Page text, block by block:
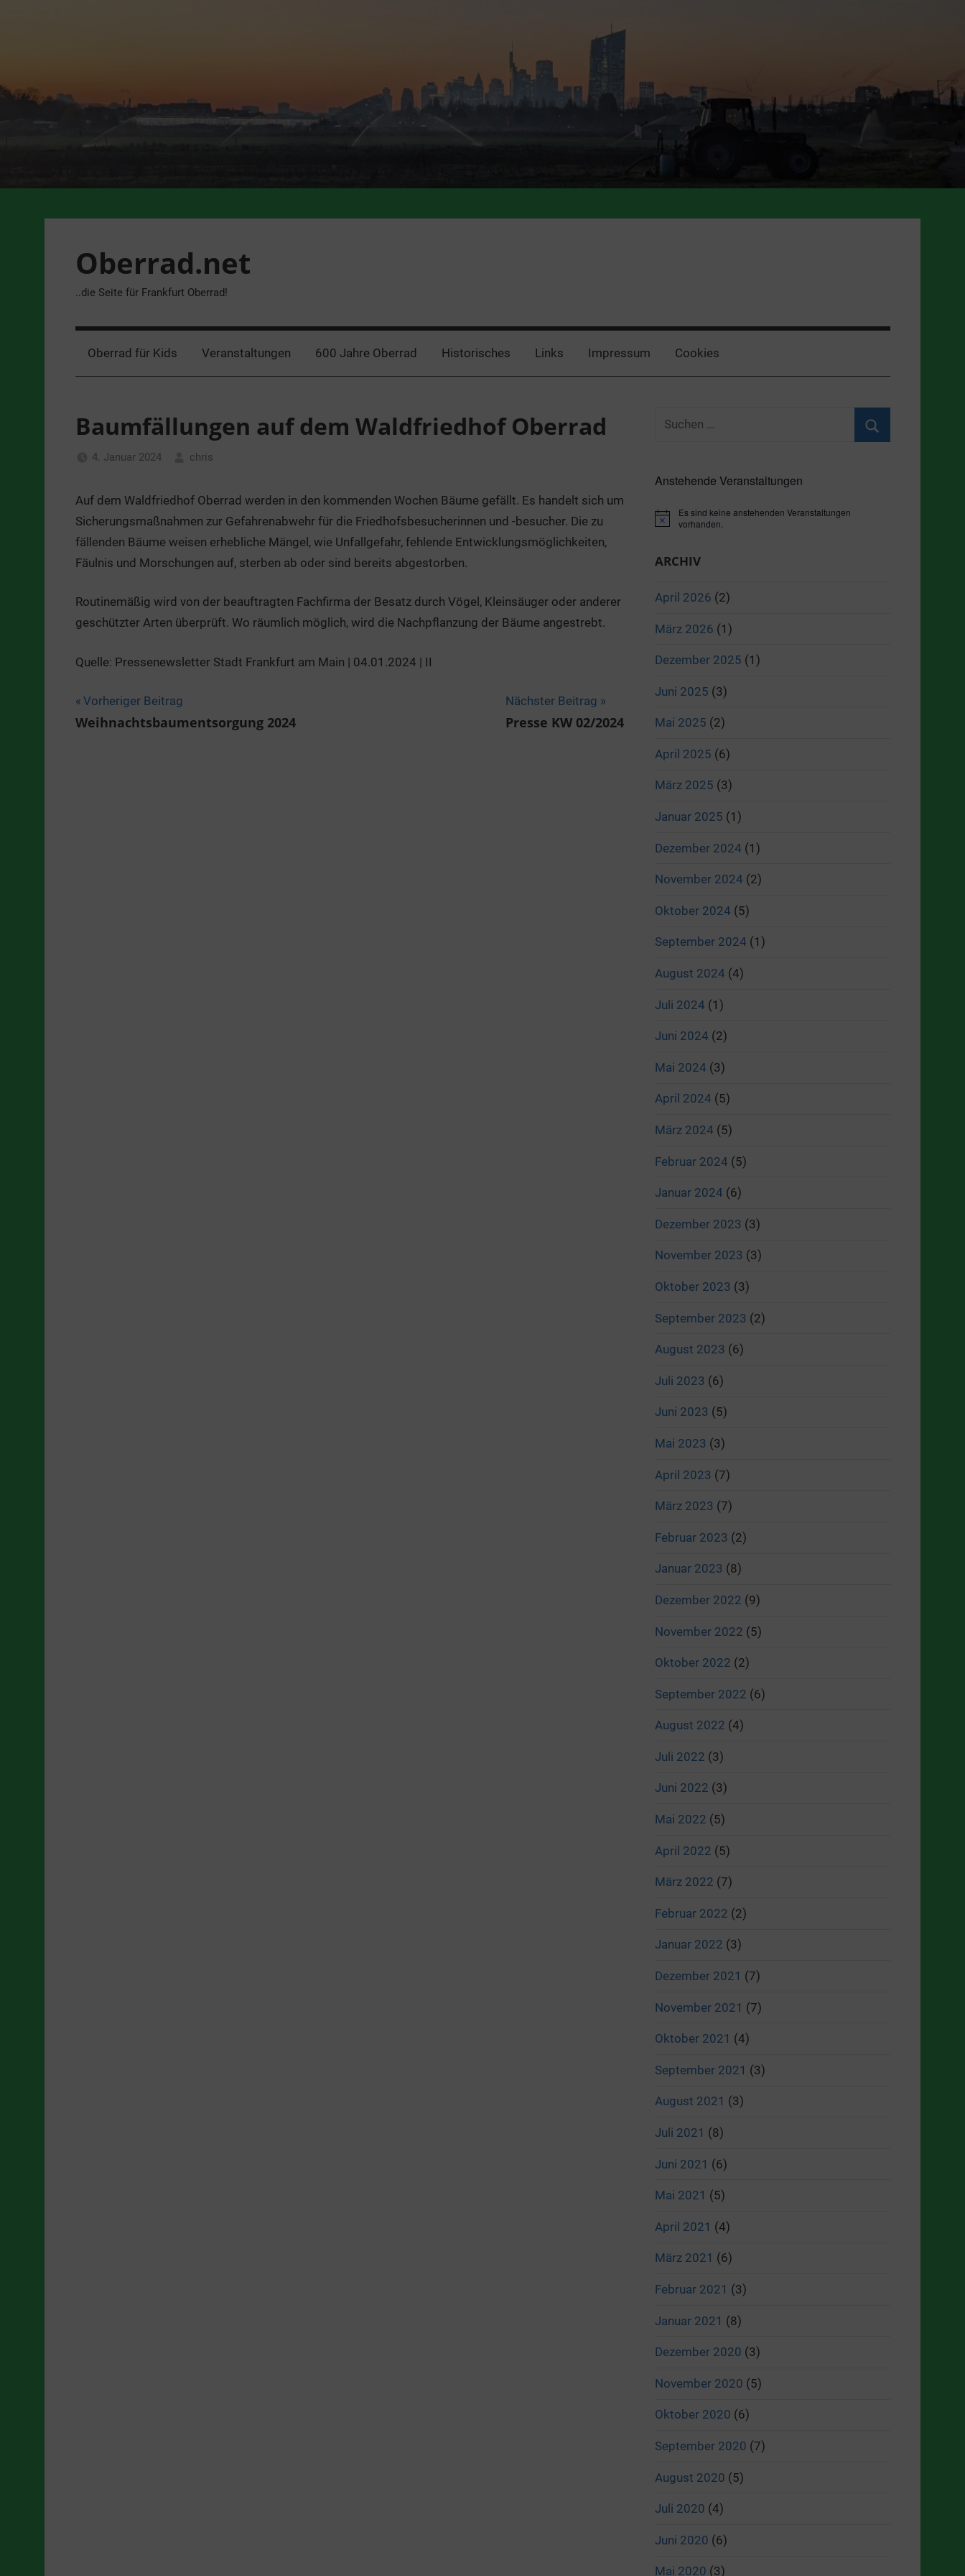
Oberrad.net
..die Seite für Frankfurt Oberrad!
Oberrad für Kids Veranstaltungen 600 Jahre Oberrad Historisches Links Impressum Cookies
Baumfällungen auf dem Waldfriedhof Oberrad
4. Januar 2024
chris
Auf dem Waldfriedhof Oberrad werden in den kommenden Wochen Bäume gefällt. Es handelt sich um
Sicherungsmaßnahmen zur Gefahrenabwehr für die Friedhofsbesucherinnen und -besucher. Die zu
fällenden Bäume weisen erhebliche Mängel, wie Unfallgefahr, fehlende Entwicklungsmöglichkeiten,
Fäulnis und Morschungen auf, sterben ab oder sind bereits abgestorben.
Routinemäßig wird von der beauftragten Fachfirma der Besatz durch Vögel, Kleinsäuger oder anderer
geschützter Arten überprüft. Wo räumlich möglich, wird die Nachpflanzung der Bäume angestrebt.
Quelle: Pressenewsletter Stadt Frankfurt am Main | 04.01.2024 | II
Beitragsnavigation
Vorheriger Beitrag
Weihnachtsbaumentsorgung 2024
Nächster Beitrag
Presse KW 02/2024
Suchen
Anstehende Veranstaltungen
Hinweis
Es sind keine anstehenden Veranstaltungen
vorhanden.
ARCHIV
April 2026 (2)
März 2026 (1)
Dezember 2025 (1)
Juni 2025 (3)
Mai 2025 (2)
April 2025 (6)
März 2025 (3)
Januar 2025 (1)
Dezember 2024 (1)
November 2024 (2)
Oktober 2024 (5)
September 2024 (1)
August 2024 (4)
Juli 2024 (1)
Juni 2024 (2)
Mai 2024 (3)
April 2024 (5)
März 2024 (5)
Februar 2024 (5)
Januar 2024 (6)
Dezember 2023 (3)
November 2023 (3)
Oktober 2023 (3)
September 2023 (2)
August 2023 (6)
Juli 2023 (6)
Juni 2023 (5)
Mai 2023 (3)
April 2023 (7)
März 2023 (7)
Februar 2023 (2)
Januar 2023 (8)
Dezember 2022 (9)
November 2022 (5)
Oktober 2022 (2)
September 2022 (6)
August 2022 (4)
Juli 2022 (3)
Juni 2022 (3)
Mai 2022 (5)
April 2022 (5)
März 2022 (7)
Februar 2022 (2)
Januar 2022 (3)
Dezember 2021 (7)
November 2021 (7)
Oktober 2021 (4)
September 2021 (3)
August 2021 (3)
Juli 2021 (8)
Juni 2021 (6)
Mai 2021 (5)
April 2021 (4)
März 2021 (6)
Februar 2021 (3)
Januar 2021 (8)
Dezember 2020 (3)
November 2020 (5)
Oktober 2020 (6)
September 2020 (7)
August 2020 (5)
Juli 2020 (4)
Juni 2020 (6)
Mai 2020 (3)